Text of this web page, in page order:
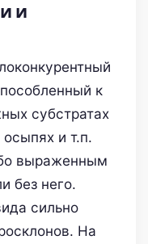
и
к
субстратах
и т.п.
выраженным
без него.
сильно
На